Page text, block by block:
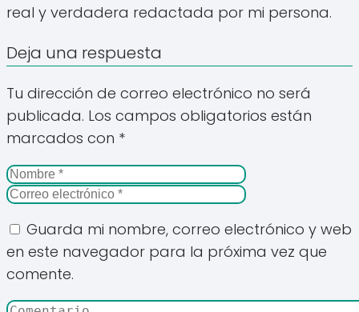
real y verdadera redactada por mi persona.
Deja una respuesta
Tu dirección de correo electrónico no será
publicada. Los campos obligatorios están
marcados con *
Guarda mi nombre, correo electrónico y web
en este navegador para la próxima vez que
comente.